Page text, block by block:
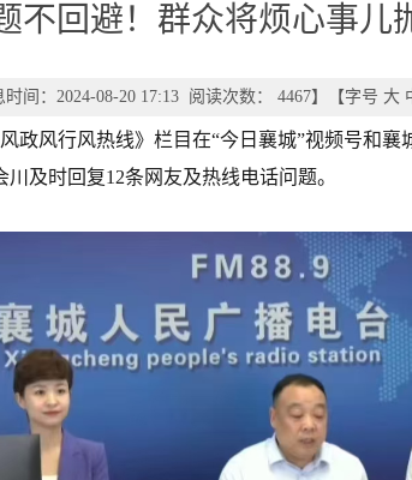
不回避！群众将烦心事儿
时间：2024-08-20 17:13 阅读次数： 4467】【字号 大
政风行风热线》栏目在“今日襄城”视频号和
及时回复12条网友及热线电话问题。